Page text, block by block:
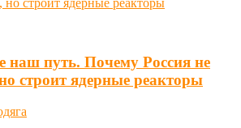
путь. Почему Россия не
строит ядерные реакторы